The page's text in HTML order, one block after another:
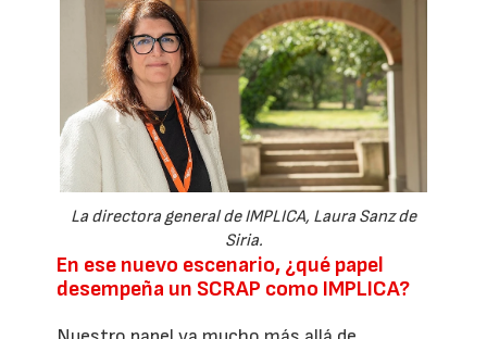
La directora general de IMPLICA, Laura Sanz de
Siria.
En ese nuevo escenario, ¿qué papel
desempeña un SCRAP como IMPLICA?